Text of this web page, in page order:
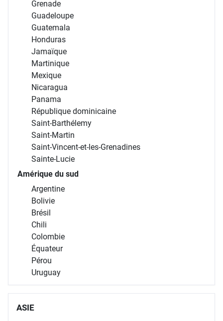
Grenade
Guadeloupe
Guatemala
Honduras
Jamaïque
Martinique
Mexique
Nicaragua
Panama
République dominicaine
Saint-Barthélemy
Saint-Martin
Saint-Vincent-et-les-Grenadines
Sainte-Lucie
Amérique du sud
Argentine
Bolivie
Brésil
Chili
Colombie
Équateur
Pérou
Uruguay
ASIE